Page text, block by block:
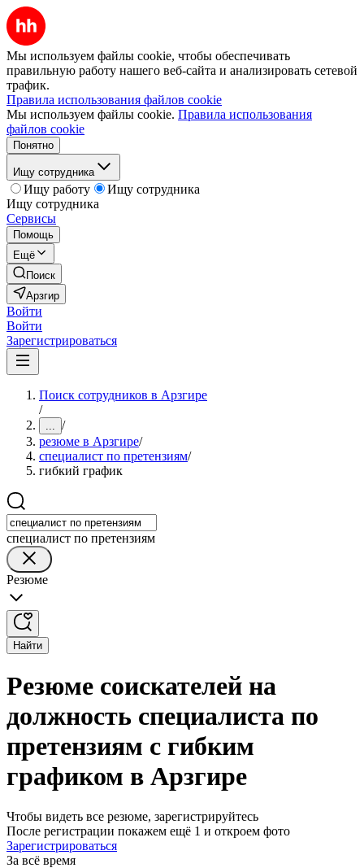
Мы используем файлы cookie, чтобы обеспечивать
правильную работу нашего веб-сайта и анализировать сетевой
трафик.
Правила использования файлов cookie
Мы используем файлы cookie. Правила использования
файлов cookie
Понятно
Ищу сотрудника
Ищу работу
Ищу сотрудника
Ищу сотрудника
Сервисы
Помощь
Ещё
Поиск
Арзгир
Войти
Войти
Зарегистрироваться
Поиск сотрудников в Арзгире
/
... /
резюме в Арзгире/
специалист по претензиям/
гибкий график
специалист по претензиям
Резюме
Найти
Резюме соискателей на
должность специалиста по
претензиям с гибким
графиком в Арзгире
Чтобы видеть все резюме, зарегистрируйтесь
После регистрации покажем ещё 1 и откроем фото
Зарегистрироваться
За всё время